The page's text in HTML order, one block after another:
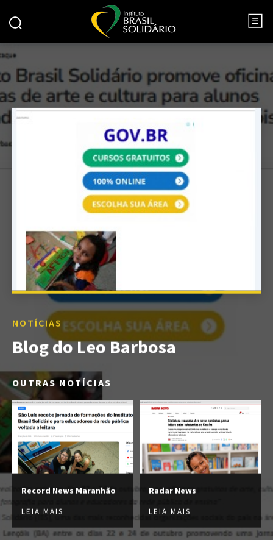
NOTÍCIAS
Blog do Leo Barbosa
OUTRAS NOTÍCIAS
Record News Maranhão
LEIA MAIS
Radar News
LEIA MAIS